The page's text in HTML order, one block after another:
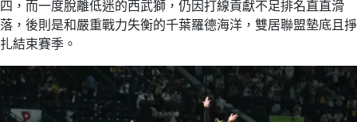
四，而一度脫離低迷的西武獅，仍因打線貢獻不足排名直直滑
落，後則是和嚴重戰力失衡的千葉羅德海洋，雙居聯盟墊底且掙
扎結束賽季。